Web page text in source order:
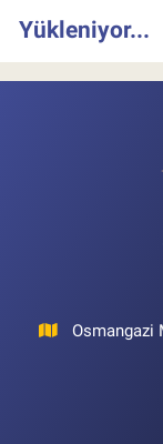
Yükleniyor...
Osmangazi